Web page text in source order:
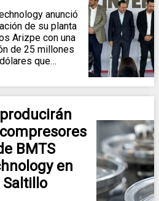
anunció
de su planta
Arizpe con una
de 25 millones
que…
BMTS
en
Saltillo